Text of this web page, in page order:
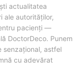
actualitatea
ale autorităților,
pacienți —
DoctorDeco. Punem
senzațional, astfel
cu adevărat